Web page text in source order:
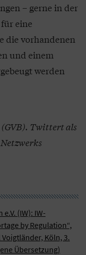
– gerne in der
eine
die vorhandenen
und einem
werden
(GVB). Twittert als
(IW): IW-
by Regulation“,
Köln, 3.
Übersetzung)